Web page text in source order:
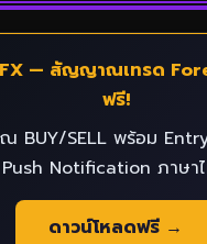
— สัญญาณเทรด
ฟรี!
SELL พร้อม
Push Notification ภาษา
ดาวน์โหลดฟรี →